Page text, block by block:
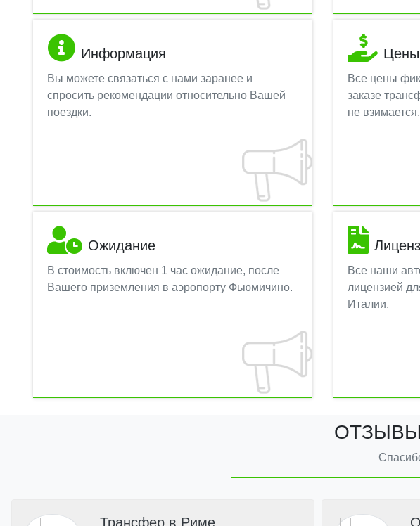
Информация
Вы можете связаться с нами заранее и
спросить рекомендации относительно Вашей
поездки.
Цены
Все цены
заказе
не взимается.
Ожидание
В стоимость включен 1 час ожидание, после
Вашего приземления в аэропорту Фьюмичино.
Все наши
лицензией
Италии.
Трансфер в Риме